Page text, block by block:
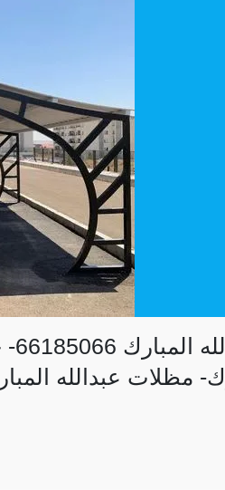
مظلات عبدالله